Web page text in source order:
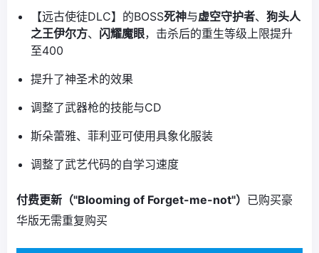
【远古使徒DLC】的BOSS死神与虚空守护者、 狗头人
之王伊尔方、 闪耀魔眼，击杀后的重生等级上限提升
至400
提升了神圣术的效果
调整了武器枪的技能与CD
斯朵蕾雅、菲利亚可使用具象化服装
调整了武艺代码的自学习速度
付费更新（"Blooming of Forget-me-not"） 已购买豪
华版无需重复购买